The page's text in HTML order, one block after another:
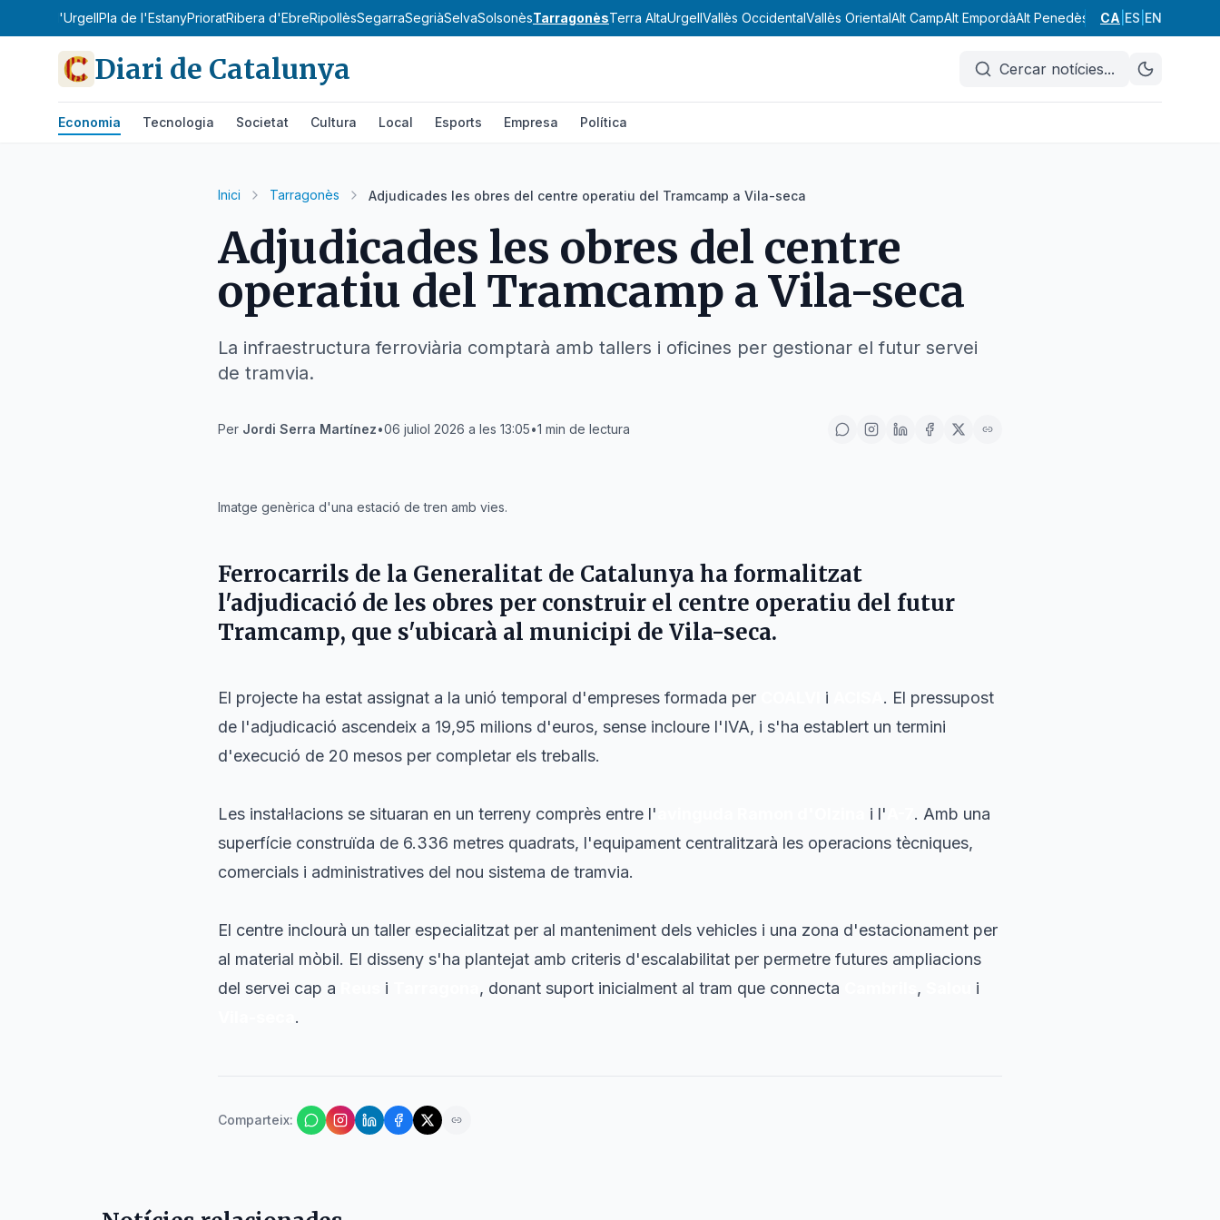
Pla d'UrgellPla de l'EstanyPrioratRibera d'EbreRipollèsSegarraSegriàSelvaSolsonèsTarragonèsTerra AltaUrgellVallès OccidentalVallès OrientalAlt CampAlt EmpordàAlt Penedès Alt Urgell Alta
CA ES EN
Diari de Catalunya Cercar notícies...
Economia Tecnologia Societat Cultura Local Esports Empresa Política
Inici Tarragonès Adjudicades les obres del centre operatiu del Tramcamp a Vila-seca
Adjudicades les obres del centre
operatiu del Tramcamp a Vila-seca
La infraestructura ferroviària comptarà amb tallers i oficines per gestionar el futur servei
de tramvia.
Per Jordi Serra Martínez•06 juliol 2026 a les 13:05•1 min de lectura
Imatge genèrica d'una estació de tren amb vies.
Ferrocarrils de la Generalitat de Catalunyaha formalitzat
l'adjudicació de les obres per construir el centre operatiu del futur
Tramcamp, que s'ubicarà al municipi de Vila-seca.
El projecte ha estat assignat a la unió temporal d'empreses formada per i
. El pressupost
de l'adjudicació ascendeix a 19,95 milions d'euros, sense incloure l'IVA, i s'ha establert un termini
d'execució de 20 mesos per completar els treballs.
Les instal·lacions se situaran en un terreny comprès entre l' i l'
. Amb una
superfície construïda de 6.336 metres quadrats, l'equipament centralitzarà les operacions tècniques,
comercials i administratives del nou sistema de tramvia.
El centre inclourà un taller especialitzat per al manteniment dels vehicles i una zona d'estacionament per
al material mòbil. El disseny s'ha plantejat amb criteris d'escalabilitat per permetre futures ampliacions
del servei cap a
i , donant suport inicialment al tram que connecta ,
i
.
Comparteix: